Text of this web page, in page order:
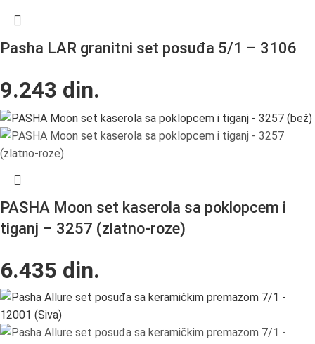
Pasha LAR granitni set posuđa 5/1 – 3106
9.243 din.
PASHA Moon set kaserola sa poklopcem i
tiganj – 3257 (zlatno-roze)
6.435 din.